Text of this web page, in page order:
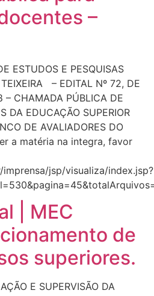
–
ESTUDOS E PESQUISAS
– EDITAL Nº 72, DE
– CHAMADA PÚBLICA DE
DA EDUCAÇÃO SUPERIOR
DE AVALIADORES DO
a matéria na integra, favor
jsp/visualiza/index.jsp?
| MEC
de
superiores.
E SUPERVISÃO DA